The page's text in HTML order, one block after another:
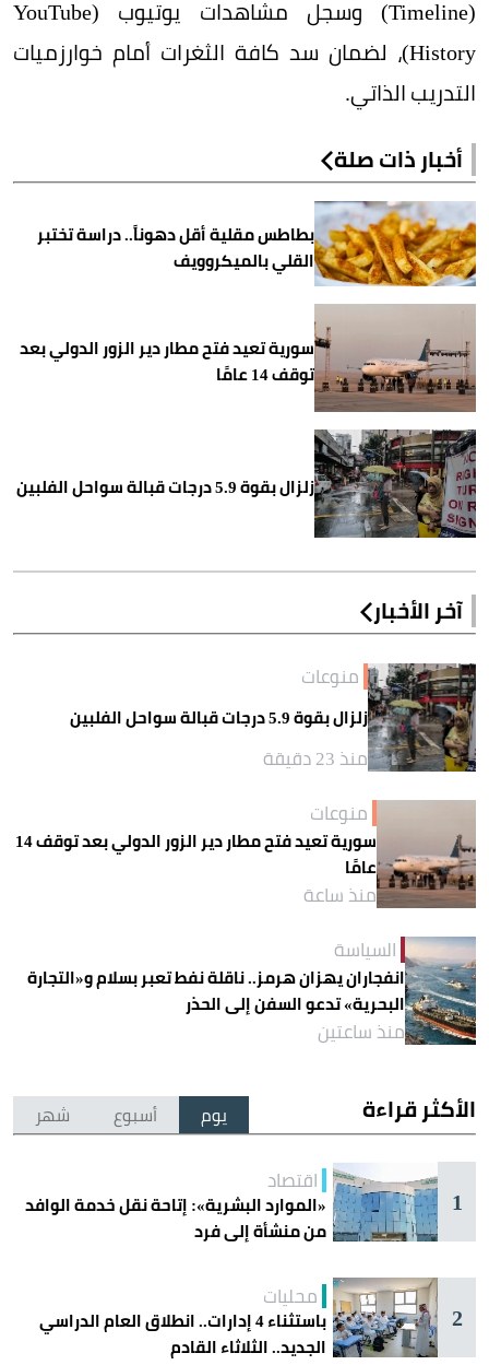
(Timeline) وسجل مشاهدات يوتيوب (YouTube
History)، لضمان سد كافة الثغرات أمام خوارزميات
التدريب الذاتي.
أخبار ذات صلة
بطاطس مقلية أقل دهوناً.. دراسة تختبر
القلي بالميكروويف
سورية تعيد فتح مطار دير الزور الدولي بعد
توقف 14 عامًا
زلزال بقوة 5.9 درجات قبالة سواحل الفلبين
آخر الأخبار
منوعات
زلزال بقوة 5.9 درجات قبالة سواحل الفلبين
منذ 23 دقيقة
منوعات
سورية تعيد فتح مطار دير الزور الدولي بعد توقف 14
عامًا
منذ ساعة
السياسة
انفجاران يهزان هرمز.. ناقلة نفط تعبر بسلام و«التجارة
البحرية» تدعو السفن إلى الحذر
منذ ساعتين
الأكثر قراءة يوم أسبوع شهر
1
اقتصاد
«الموارد البشرية»: إتاحة نقل خدمة الوافد
من منشأة إلى فرد
2
محليات
باستثناء 4 إدارات.. انطلاق العام الدراسي
الجديد.. الثلاثاء القادم